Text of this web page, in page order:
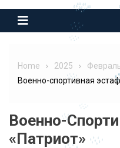
Home 2025
Военно-спортивная
Военно-
«Патриот»